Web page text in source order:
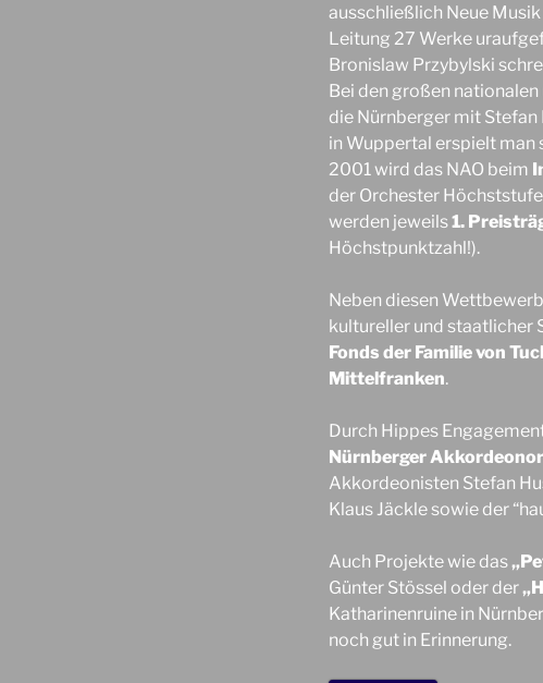
ausschließlich Neue
Leitung 27 Werke
Bronislaw Przybylski
Bei den großen
die Nürnberger mit
in Wuppertal erspielt man
2001 wird das NAO beim
der Orchester
werden jeweils1.
Höchstpunktzahl!).
Neben diesen
kultureller und staatlicher
Fonds der Familie von
Mittelfranken.
Durch Hippes
Nürnberger
Akkordeonisten Stefan
Klaus Jäckle sowie der
Auch Projekte wie das
Günter Stössel oder der
Katharinenruine in
noch gut in Erinnerung.